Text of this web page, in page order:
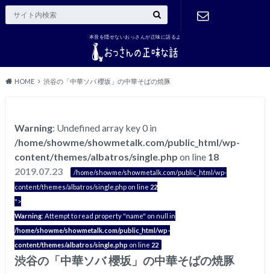
本音を隠せないおっさんが正味に語るよ
HOME 渋谷の「中華ソバ 櫻坂」の中華そばの焼豚
Warning: Undefined array key 0 in
/home/showme/showmetalk.com/public_html/wp-
content/themes/albatros/single.php on line 18
2019.07.23
/home/showme/showmetalk.com/public_html/wp-
content/themes/albatros/single.php on line 22
">
Warning: Attempt to read property "name" on null in
/home/showme/showmetalk.com/public_html/wp-
content/themes/albatros/single.php on line 22
渋谷の「中華ソバ 櫻坂」の中華そばの焼豚